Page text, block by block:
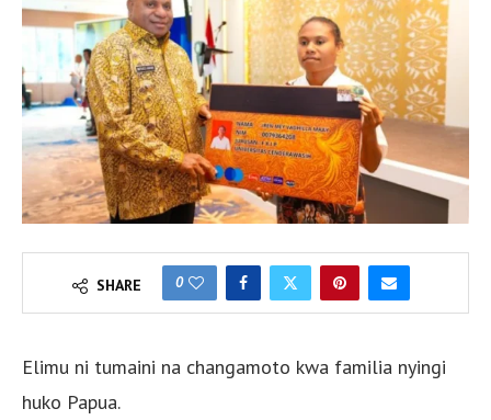
SHARE 0
Elimu ni tumaini na changamoto kwa familia nyingi
huko Papua.